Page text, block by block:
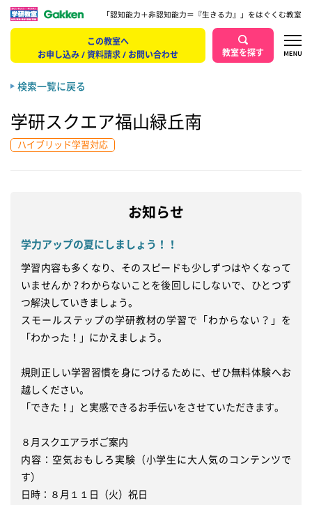
「認知能力＋非認知能力＝『生きる力』」をはぐくむ教室
この教室へ
お申し込み / 資料請求 / お問い合わせ
教室を探す
検索一覧に戻る
学研スクエア福山緑丘南
ハイブリッド学習対応
お知らせ
学力アップの夏にしましょう！！
学習内容も多くなり、そのスピードも少しずつはやくなって
いませんか？わからないことを後回しにしないで、ひとつず
つ解決していきましょう。
スモールステップの学研教材の学習で「わからない？」を
「わかった！」にかえましょう。
規則正しい学習習慣を身につけるために、ぜひ無料体験へお
越しください。
「できた！」と実感できるお手伝いをさせていただきます。
８月スクエアラボご案内
内容：空気おもしろ実験（小学生に大人気のコンテンツで
す）
日時：８月１１日（火）祝日